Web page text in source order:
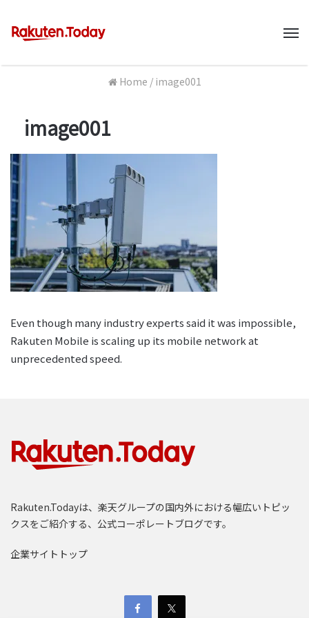
Home / image001
image001
Even though many industry experts said it was impossible,
Rakuten Mobile is scaling up its mobile network at
unprecedented speed.
Rakuten.Todayは、楽天グループの国内外における幅広いトピッ
クスをご紹介する、公式コーポレートブログです。
企業サイトトップ